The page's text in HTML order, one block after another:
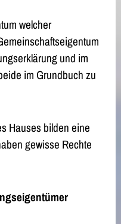
welcher
und im
im Grundbuch zu
Hauses bilden eine
gewisse Rechte